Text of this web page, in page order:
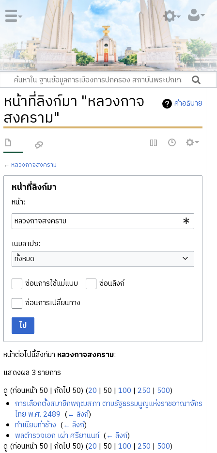
คำอธิบาย
หน้าที่ลิงก์มา "หลวงกาจ
สงคราม"
← หลวงกาจสงคราม
หน้าที่ลิงก์มา
หน้า:
เนมสเปซ:
ทั้งหมด
ซ่อนการใช้แม่แบบ
ซ่อนลิงก์
ซ่อนการเปลี่ยนทาง
ไป
หน้าต่อไปนี้ลิงก์มา หลวงกาจสงคราม:
แสดงผล 3 รายการ
ดู (ก่อนหน้า 50 | ถัดไป 50) (20 | 50 | 100 | 250 | 500)
การเลือกตั้งสมาชิกพฤฒสภา ตามรัฐธรรมนูญแห่งราชอาณาจักร
ไทย พ.ศ. 2489 (← ลิงก์)
ทำเนียบท่าช้าง (← ลิงก์)
พลตำรวจเอก เผ่า ศรียานนท์‎ (← ลิงก์)
ดู (ก่อนหน้า 50 | ถัดไป 50) (20 | 50 | 100 | 250 | 500)